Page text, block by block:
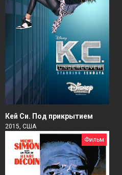
Кей Си. Под прикрытием
2015, США
Фильм